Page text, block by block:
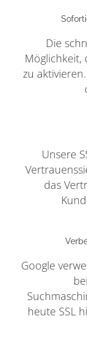
Die
Möglichkeit,
zu
Unsere
das
Google
heute SSL